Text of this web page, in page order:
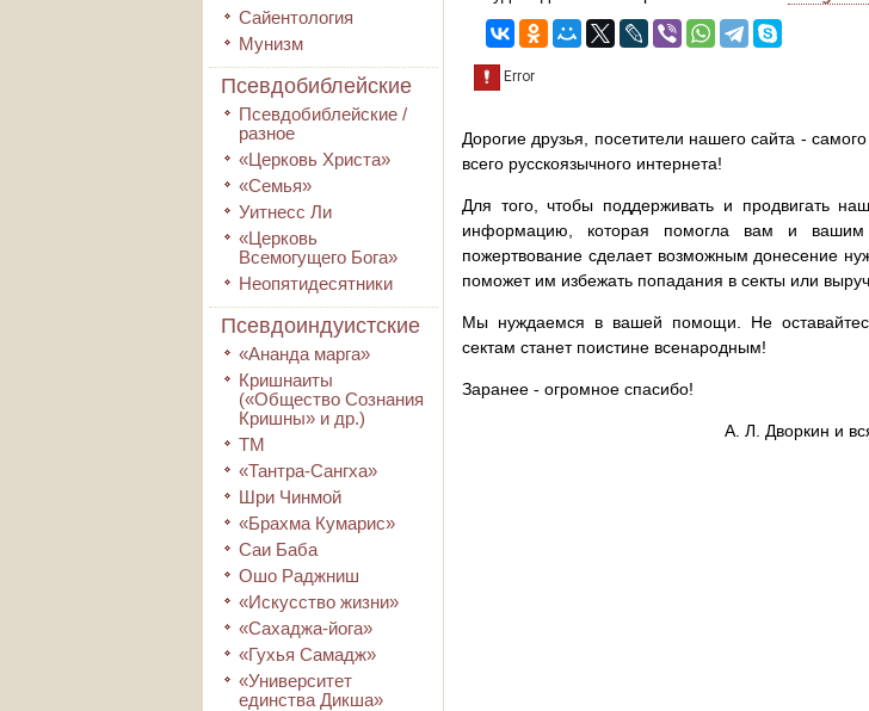
Сайентология
Мунизм
Псевдобиблейские
Псевдобиблейские /
разное
«Церковь Христа»
«Семья»
Уитнесс Ли
«Церковь
Всемогущего Бога»
Неопятидесятники
Псевдоиндуистские
«Ананда марга»
Кришнаиты
(«Общество Сознания
Кришны» и др.)
ТМ
«Тантра-Сангха»
Шри Чинмой
«Брахма Кумарис»
Саи Баба
Ошо Раджниш
«Искусство жизни»
«Сахаджа-йога»
«Гухья Самадж»
«Университет
единства Дикша»
Дорогие друзья, посетители нашего сайта -
всего русскоязычного интернета!
Для того, чтобы поддерживать и продвигать
информацию, которая помогла вам и вашим
пожертвование сделает возможным донесение
поможет им избежать попадания в секты или
Мы нуждаемся в вашей помощи. Не
сектам станет поистине всенародным!
Заранее - огромное спасибо!
А. Л. Дворкин и